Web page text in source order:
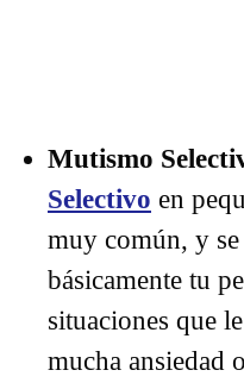
Mutismo
Selectivo en
muy común, y
básicamente tu
situaciones que
mucha ansiedad